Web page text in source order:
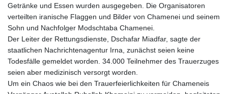
Getränke und Essen wurden ausgegeben. Die Organisatoren
verteilten iranische Flaggen und Bilder von Chamenei und seinem
Sohn und Nachfolger Modschtaba Chamenei.
Der Leiter der Rettungsdienste, Dschafar Miadfar, sagte der
staatlichen Nachrichtenagentur Irna, zunächst seien keine
Todesfälle gemeldet worden. 34.000 Teilnehmer des Trauerzuges
seien aber medizinisch versorgt worden.
Um ein Chaos wie bei den Trauerfeierlichkeiten für Chameneis